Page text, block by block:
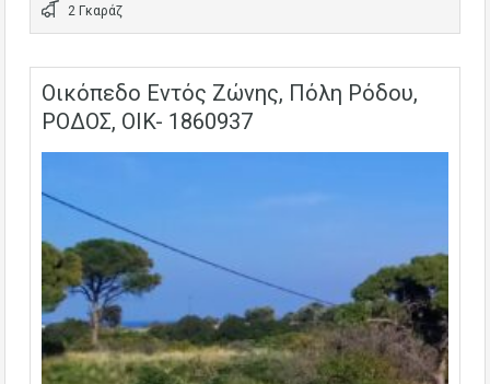
2 Γκαράζ
Οικόπεδο Εντός Ζώνης, Πόλη Ρόδου,
ΡΟΔΟΣ, OIK- 1860937